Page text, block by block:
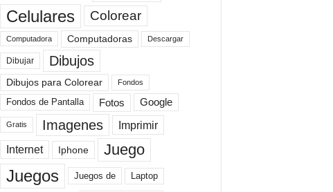
Celulares Colorear
Computadora Computadoras Descargar
Dibujar Dibujos
Dibujos para Colorear Fondos
Fondos de Pantalla Fotos Google
Gratis Imagenes Imprimir
Internet Iphone Juego
Juegos Juegos de Laptop